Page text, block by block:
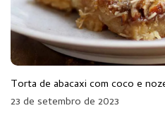
Torta de abacaxi com coco e
23 de setembro de 2023